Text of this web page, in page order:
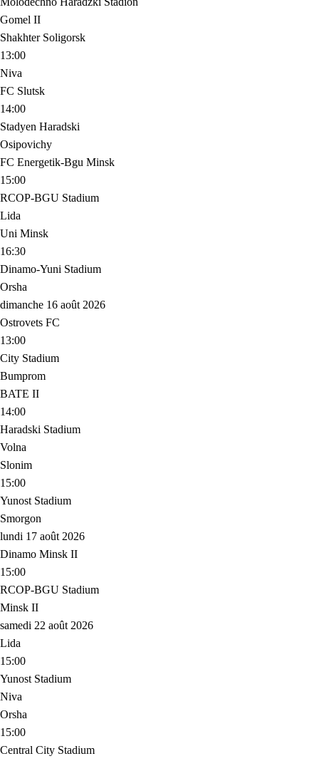
Gomel II
Shakhter Soligorsk
13:00
Niva
FC Slutsk
14:00
Stadyen Haradski
Osipovichy
FC Energetik-Bgu Minsk
15:00
RCOP-BGU Stadium
Lida
Uni Minsk
16:30
Dinamo-Yuni Stadium
Orsha
dimanche 16 août 2026
Ostrovets FC
13:00
City Stadium
Bumprom
BATE II
14:00
Haradski Stadium
Volna
Slonim
15:00
Yunost Stadium
Smorgon
lundi 17 août 2026
Dinamo Minsk II
15:00
RCOP-BGU Stadium
Minsk II
samedi 22 août 2026
Lida
15:00
Yunost Stadium
Niva
Orsha
15:00
Central City Stadium